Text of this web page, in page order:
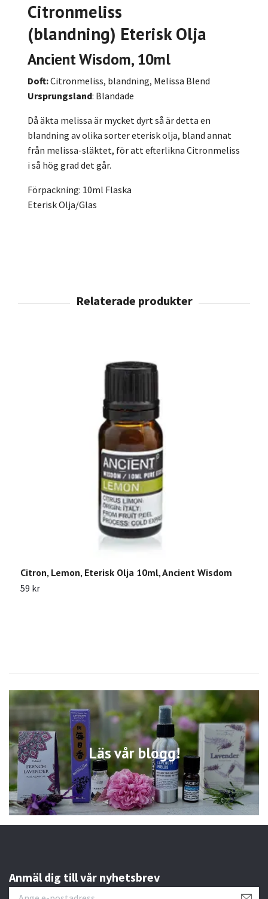
Läs vår blogg!
Citronmeliss
(blandning) Eterisk Olja
Ancient Wisdom, 10ml
Doft:Citronmeliss, blandning, Melissa Blend
Ursprungsland: Blandade
Då äkta melissa är mycket dyrt så är detta en
blandning av olika sorter eterisk olja, bland annat
från melissa-släktet, för att efterlikna Citronmeliss
i så hög grad det går.
Förpackning: 10ml Flaska
Eterisk Olja/Glas
Citron, Lemon, Eterisk Olja 10ml, Ancient Wisdom
59 kr
Anmäl dig till vår nyhetsbrev